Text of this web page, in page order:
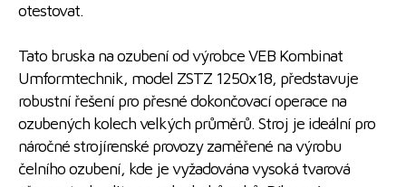
otestovat.
Tato bruska na ozubení od výrobce VEB Kombinat
Umformtechnik, model ZSTZ 1250x18, představuje
robustní řešení pro přesné dokončovací operace na
ozubených kolech velkých průměrů. Stroj je ideální pro
náročné strojírenské provozy zaměřené na výrobu
čelního ozubení, kde je vyžadována vysoká tvarová